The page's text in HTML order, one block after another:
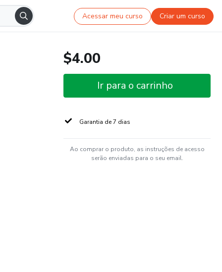
Acessar meu curso Criar um curso
$4.00
Ir para o carrinho
Garantia de 7 dias
Ao comprar o produto, as instruções de acesso
serão enviadas para o seu email.